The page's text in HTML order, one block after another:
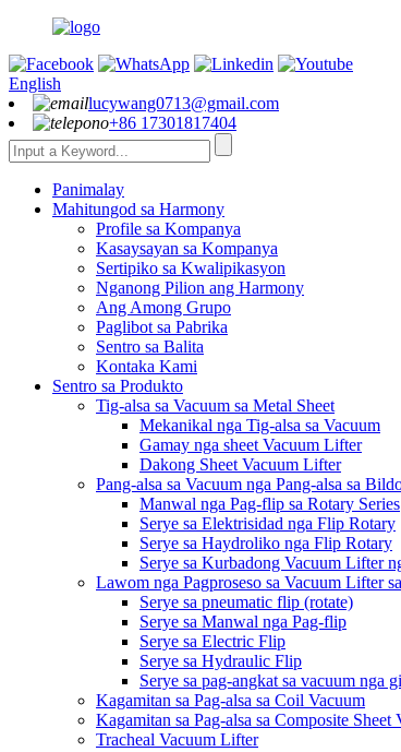
English
lucywang0713@gmail.com
+86 17301817404
Panimalay
Mahitungod sa Harmony
Profile sa Kompanya
Kasaysayan sa Kompanya
Sertipiko sa Kwalipikasyon
Nganong Pilion ang Harmony
Ang Among Grupo
Paglibot sa Pabrika
Sentro sa Balita
Kontaka Kami
Sentro sa Produkto
Tig-alsa sa Vacuum sa Metal Sheet
Mekanikal nga Tig-alsa sa Vacuum
Gamay nga sheet Vacuum Lifter
Dakong Sheet Vacuum Lifter
Pang-alsa sa Vacuum nga Pang-alsa sa
Manwal nga Pag-flip sa Rotary Series
Serye sa Elektrisidad nga Flip Rotary
Serye sa Haydroliko nga Flip Rotary
Serye sa Kurbadong Vacuum Lifter
Lawom nga Pagproseso sa Vacuum Lifter
Serye sa pneumatic flip (rotate)
Serye sa Manwal nga Pag-flip
Serye sa Electric Flip
Serye sa Hydraulic Flip
Serye sa pag-angkat sa vacuum nga
Kagamitan sa Pag-alsa sa Coil Vacuum
Kagamitan sa Pag-alsa sa Composite Sheet
Tracheal Vacuum Lifter